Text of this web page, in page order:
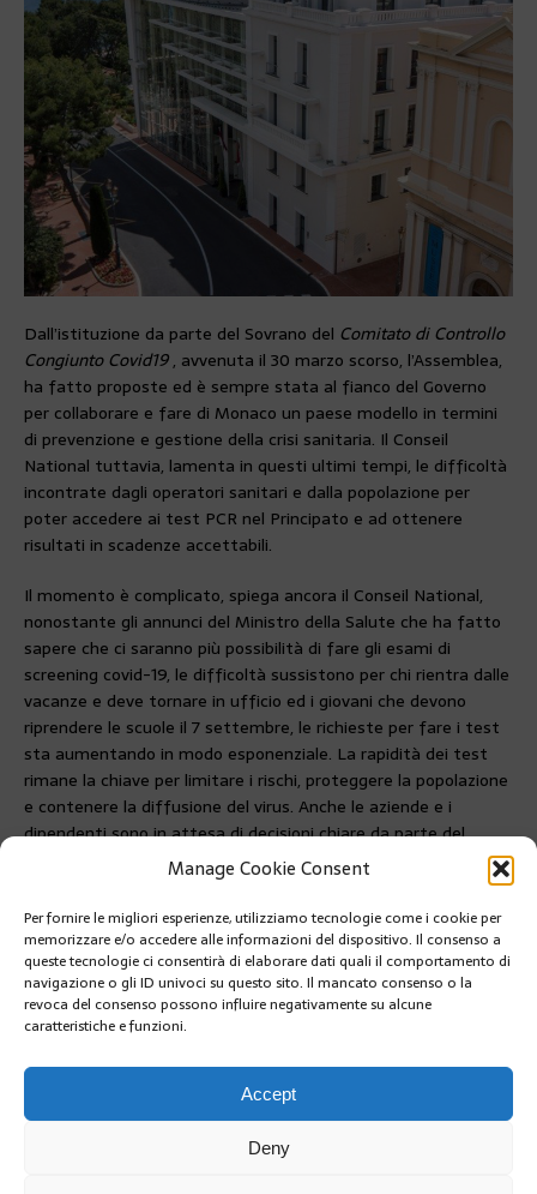
Manage Cookie Consent
Per fornire le migliori esperienze, utilizziamo tecnologie come i cookie per
memorizzare e/o accedere alle informazioni del dispositivo. Il consenso a
queste tecnologie ci consentirà di elaborare dati quali il comportamento di
navigazione o gli ID univoci su questo sito. Il mancato consenso o la
revoca del consenso possono influire negativamente su alcune
caratteristiche e funzioni.
Accept
Deny
Dall’istituzione da parte del Sovrano del Comitato di Controllo
Congiunto Covid19, avvenuta il 30 marzo scorso, l’Assemblea,
ha fatto proposte ed è sempre stata al fianco del Governo
per collaborare e fare di Monaco un paese modello in termini
di prevenzione e gestione della crisi sanitaria. Il Conseil
National tuttavia, lamenta in questi ultimi tempi, le difficoltà
incontrate dagli operatori sanitari e dalla popolazione per
poter accedere ai test PCR nel Principato e ad ottenere
risultati in scadenze accettabili.
Il momento è complicato, spiega ancora il Conseil National,
nonostante gli annunci del Ministro della Salute che ha fatto
sapere che ci saranno più possibilità di fare gli esami di
screening covid-19, le difficoltà sussistono per chi rientra dalle
vacanze e deve tornare in ufficio ed i giovani che devono
riprendere le scuole il 7 settembre, le richieste per fare i test
sta aumentando in modo esponenziale. La rapidità dei test
rimane la chiave per limitare i rischi, proteggere la popolazione
e contenere la diffusione del virus. Anche le aziende e i
dipendenti sono in attesa di decisioni chiare da parte del
governo. Il conseil National attende la convocazione della
Comitato di Controllo Congiunto
PRÉCÉDENT
RIENTRO A SCUOLA IL 7 SETTEMBRE NEL RISPETTO
DELLE NORME SANITARIE